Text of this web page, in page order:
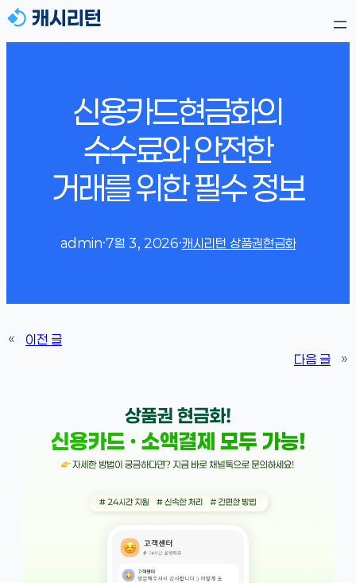
신용카드현금화의
수수료와 안전한
거래를 위한 필수 정보
admin·7월 3, 2026·캐시리턴 상품권현금화
«
이전 글
다음 글
»